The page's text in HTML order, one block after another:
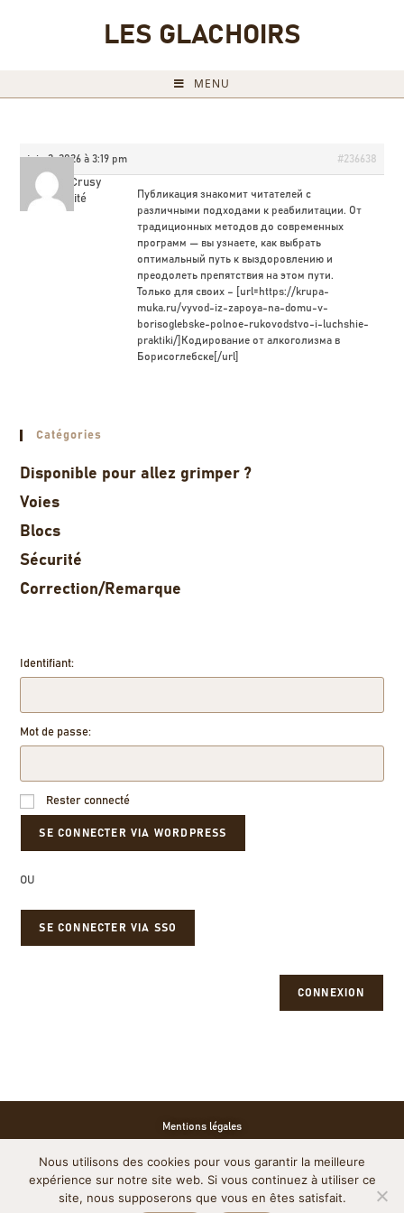
LES GLACHOIRS
MENU
juin 2, 2026 à 3:19 pm #236638
GoodiniCrusy
Invité
Публикация знакомит читателей с
различными подходами к реабилитации. От
традиционных методов до современных
программ — вы узнаете, как выбрать
оптимальный путь к выздоровлению и
преодолеть препятствия на этом пути.
Только для своих – [url=https://krupa-
muka.ru/vyvod-iz-zapoya-na-domu-v-
borisoglebske-polnoe-rukovodstvo-i-luchshie-
praktiki/]Кодирование от алкоголизма в
Борисоглебске[/url]
Catégories
Disponible pour allez grimper ?
Voies
Blocs
Sécurité
Correction/Remarque
Identifiant:
Mot de passe:
Rester connecté
OU
SE CONNECTER VIA SSO
CONNEXION
Mentions légales
Politique de cookies
Nous utilisons des cookies pour vous garantir la meilleure
expérience sur notre site web. Si vous continuez à utiliser ce
site, nous supposerons que vous en êtes satisfait.